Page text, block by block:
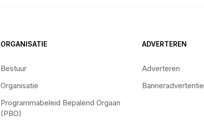
ORGANISATIE
Bestuur
Organisatie
Programmabeleid Bepalend Orgaan
(PBO)
ADVERTEREN
Adverteren
Banneradvertentie